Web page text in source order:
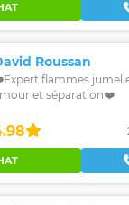
Roussan
flammes
et séparation❤️